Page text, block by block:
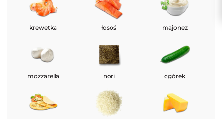
krewetka łosoś majonez
mozzarella nori ogórek